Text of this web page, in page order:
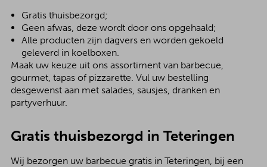
Gratis thuisbezorgd;
Geen afwas, deze wordt door ons opgehaald;
Alle producten zijn dagvers en worden gekoeld
geleverd in koelboxen.
Maak uw keuze uit ons assortiment van barbecue,
gourmet, tapas of pizzarette. Vul uw bestelling
desgewenst aan met salades, sausjes, dranken en
partyverhuur.
Gratis thuisbezorgd in Teteringen
Wij bezorgen uw barbecue gratis in Teteringen, bij een